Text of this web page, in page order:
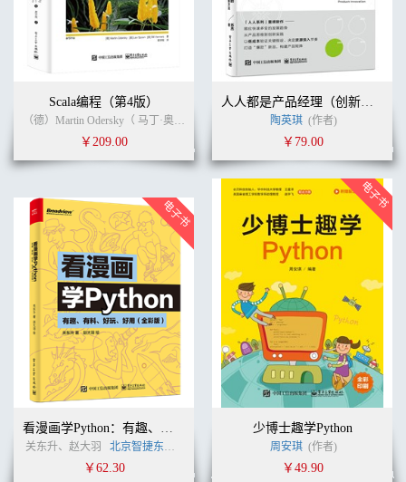
Scala编程（第4版）
（德）Martin Odersky（ 马丁·奥德斯基）, Lex Spoon（莱斯·彭）, Bill Venners （比尔·文纳斯） (作者)
￥209.00
人人都是产品经理（创新版）：低成本的产品创新方法
陶英琪 (作者)
￥79.00
看漫画学Python：有趣、有料、好玩、好用（全彩版）
关东升、赵大羽 北京智捷东方科技有限公司 (作者)
￥62.30
少博士趣学Python
周安琪 (作者)
￥49.90